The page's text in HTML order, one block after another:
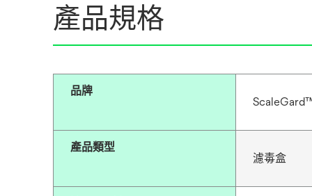
產品規格
品牌
產品類型
濾毒盒